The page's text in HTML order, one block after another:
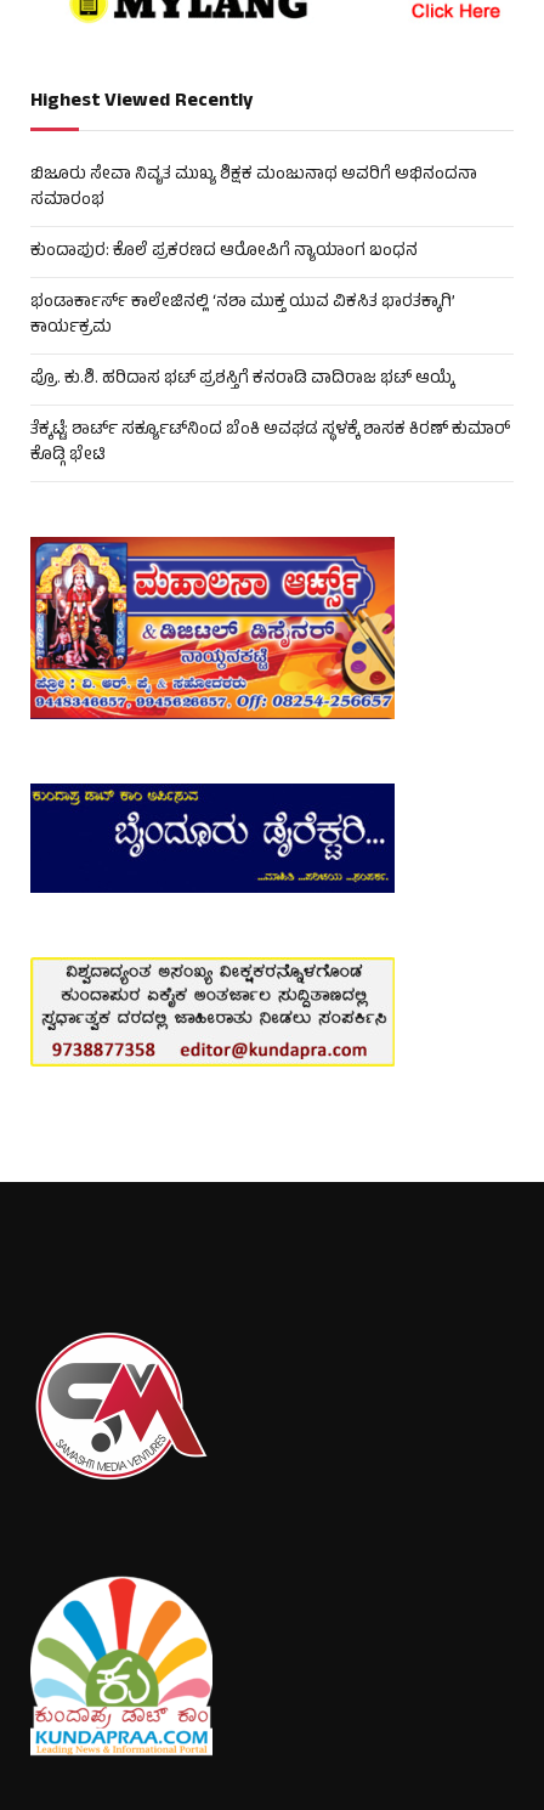
Highest Viewed Recently
ಬಿಜೂರು ಸೇವಾ ನಿವೃತ ಮುಖ್ಯ ಶಿಕ್ಷಕ ಮಂಜುನಾಥ ಅವರಿಗೆ ಅಭಿನಂದನಾ
ಸಮಾರಂಭ
ಕುಂದಾಪುರ: ಕೊಲೆ ಪ್ರಕರಣದ ಆರೋಪಿಗೆ ನ್ಯಾಯಾಂಗ ಬಂಧನ
ಭಂಡಾರ್ಕಾರ್ಸ್ ಕಾಲೇಜಿನಲ್ಲಿ ‘ನಶಾ ಮುಕ್ತ ಯುವ ವಿಕಸಿತ ಭಾರತಕ್ಕಾಗಿ’
ಕಾರ್ಯಕ್ರಮ
ಪ್ರೊ. ಕು.ಶಿ. ಹರಿದಾಸ ಭಟ್ ಪ್ರಶಸ್ತಿಗೆ ಕನರಾಡಿ ವಾದಿರಾಜ ಭಟ್ ಆಯ್ಕೆ
ತೆಕ್ಕಟ್ಟೆ: ಶಾರ್ಟ್ ಸರ್ಕ್ಯೂಟ್‌ನಿಂದ ಬೆಂಕಿ ಅವಘಡ ಸ್ಥಳಕ್ಕೆ ಶಾಸಕ ಕಿರಣ್ ಕುಮಾರ್
ಕೊಡ್ಗಿ ಭೇಟಿ